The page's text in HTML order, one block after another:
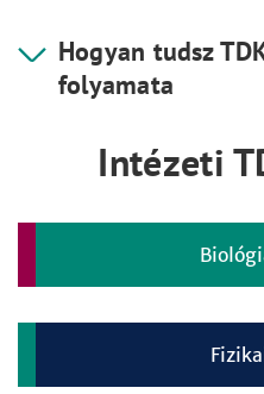
Hogyan tudsz
folyamata
Intézeti